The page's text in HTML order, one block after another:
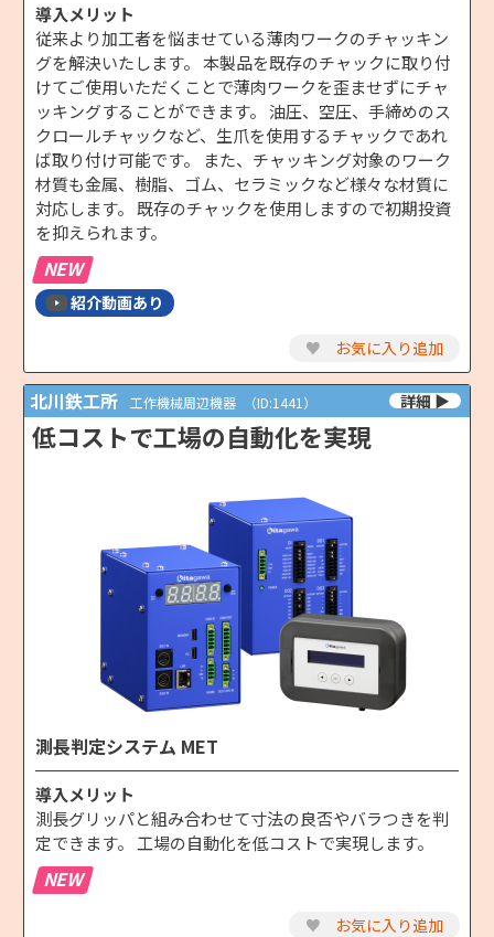
導入メリット
従来より加工者を悩ませている薄肉ワークのチャッキン
グを解決いたします。 本製品を既存のチャックに取り付
けてご使用いただくことで薄肉ワークを歪ませずにチャ
ッキングすることができます。 油圧、空圧、手締めのス
クロールチャックなど、生爪を使用するチャックであれ
ば取り付け可能です。 また、チャッキング対象のワーク
材質も金属、樹脂、ゴム、セラミックなど様々な材質に
対応します。 既存のチャックを使用しますので初期投資
を抑えられます。
NEW
紹介動画あり
♥ お気に入り追加
北川鉄工所 工作機械周辺機器 （ID:1441）
低コストで工場の自動化を実現
測長判定システム MET
導入メリット
測長グリッパと組み合わせて寸法の良否やバラつきを判
定できます。 工場の自動化を低コストで実現します。
NEW
♥ お気に入り追加